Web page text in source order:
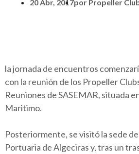
20 Abr, 2017por Propeller
la jornada de encuentros
con la reunión de los Propeller
Reuniones de SASEMAR, situada
Maritimo.
Posteriormente, se visitó la sede
Portuaria de Algeciras y, tras un